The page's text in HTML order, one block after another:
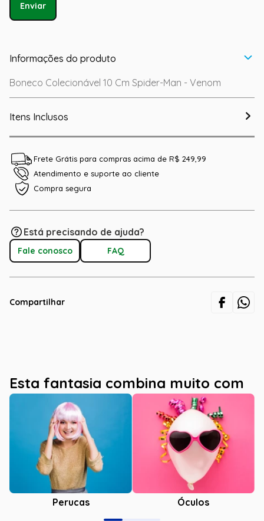
Enviar
Informações do produto
Boneco Colecionável 10 Cm Spider-Man - Venom
Itens Inclusos
Frete Grátis para compras acima de R$ 249,99
Atendimento e suporte ao cliente
Compra segura
Está precisando de ajuda?
Fale conosco FAQ
Compartilhar
Esta fantasia combina muito com
Perucas Óculos